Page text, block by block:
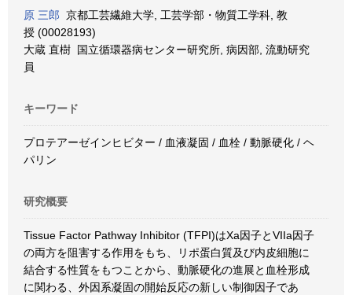
原 三郎 京都工芸繊維大学, 工芸学部・物質工学科, 教
授 (00028193)
大蔵 直樹 国立循環器病センター研究所, 病因部, 流動研究
員
キーワード
プロテアーゼインヒビター / 血液凝固 / 血栓 / 動脈硬化 / ヘ
パリン
研究概要
Tissue Factor Pathway Inhibitor (TFPI)はXa因子とVIIa因子
の両方を阻害する作用をもち、リポ蛋白質及び内皮細胞に
結合する性質をもつことから、動脈硬化の進展と血栓形成
に関わる、外因系凝固の開始反応の新しい制御因子であ